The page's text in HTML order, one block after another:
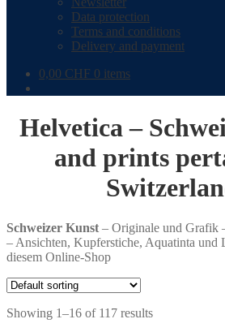
Data protection
Terms and conditions
Delivery and payment
0,00 CHF 0 items
Helvetica –
and prints
Schweizer Kunst – Originale und Grafik
– Ansichten, Kupferstiche, Aquatinta und
diesem Online-Shop
Showing 1–16 of 117 results